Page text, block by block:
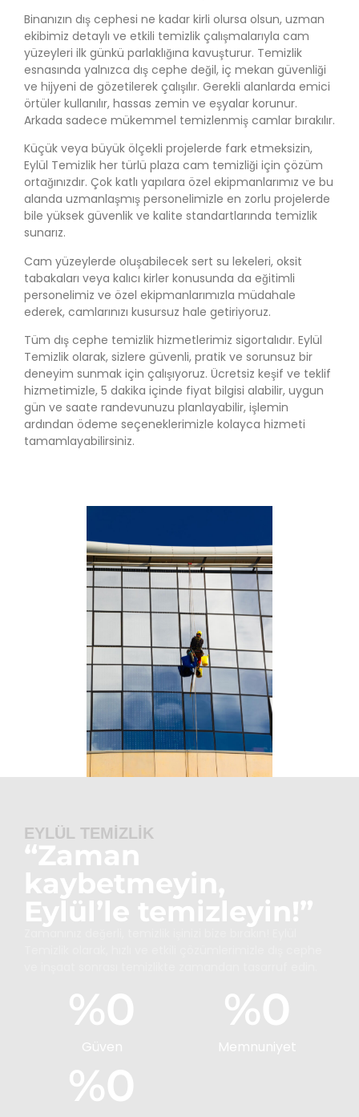
Binanızın dış cephesi ne kadar kirli olursa olsun, uzman
ekibimiz detaylı ve etkili temizlik çalışmalarıyla cam
yüzeyleri ilk günkü parlaklığına kavuşturur. Temizlik
esnasında yalnızca dış cephe değil, iç mekan güvenliği
ve hijyeni de gözetilerek çalışılır. Gerekli alanlarda emici
örtüler kullanılır, hassas zemin ve eşyalar korunur.
Arkada sadece mükemmel temizlenmiş camlar bırakılır.
Küçük veya büyük ölçekli projelerde fark etmeksizin,
Eylül Temizlik her türlü plaza cam temizliği için çözüm
ortağınızdır. Çok katlı yapılara özel ekipmanlarımız ve bu
alanda uzmanlaşmış personelimizle en zorlu projelerde
bile yüksek güvenlik ve kalite standartlarında temizlik
sunarız.
Cam yüzeylerde oluşabilecek sert su lekeleri, oksit
tabakaları veya kalıcı kirler konusunda da eğitimli
personelimiz ve özel ekipmanlarımızla müdahale
ederek, camlarınızı kusursuz hale getiriyoruz.
Tüm dış cephe temizlik hizmetlerimiz sigortalıdır. Eylül
Temizlik olarak, sizlere güvenli, pratik ve sorunsuz bir
deneyim sunmak için çalışıyoruz. Ücretsiz keşif ve teklif
hizmetimizle, 5 dakika içinde fiyat bilgisi alabilir, uygun
gün ve saate randevunuzu planlayabilir, işlemin
ardından ödeme seçeneklerimizle kolayca hizmeti
tamamlayabilirsiniz.
EYLÜL TEMİZLİK
“Zaman
kaybetmeyin,
Eylül’le temizleyin!”
Güven
%0
Memnuniyet
%0
%0